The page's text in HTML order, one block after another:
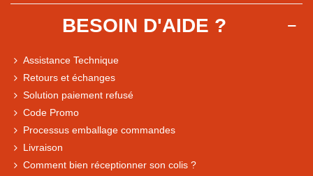
Comparaison des performances du magasin
BESOIN D'AIDE ?
Assistance Technique
Retours et échanges
Solution paiement refusé
Code Promo
Processus emballage commandes
Livraison
Comment bien réceptionner son colis ?